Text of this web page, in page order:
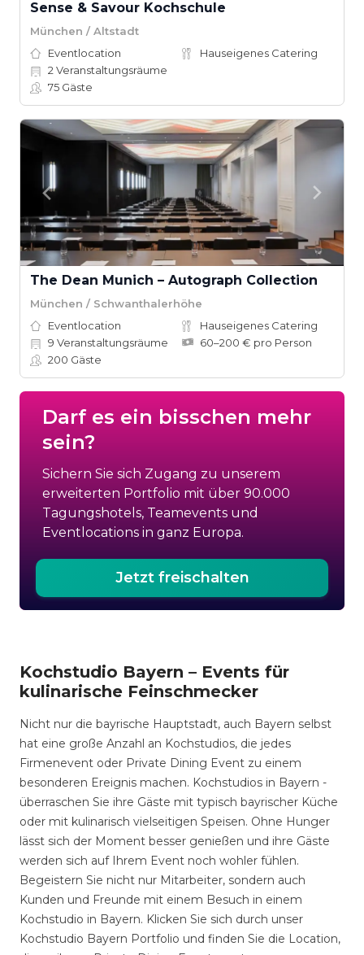
Sense & Savour Kochschule
München / Altstadt
Eventlocation
Hauseigenes Catering
2 Veranstaltungsräume
75 Gäste
The Dean Munich – Autograph Collection
München / Schwanthalerhöhe
Eventlocation
Hauseigenes Catering
9 Veranstaltungsräume
60–200 € pro Person
200 Gäste
Darf es ein bisschen mehr
sein?
Sichern Sie sich Zugang zu unserem
erweiterten Portfolio mit über 90.000
Tagungshotels, Teamevents und
Eventlocations in ganz Europa.
Jetzt freischalten
Kochstudio Bayern – Events für
kulinarische Feinschmecker
Nicht nur die bayrische Hauptstadt, auch Bayern selbst
hat eine große Anzahl an Kochstudios, die jedes
Firmenevent oder Private Dining Event zu einem
besonderen Ereignis machen. Kochstudios in Bayern -
überraschen Sie ihre Gäste mit typisch bayrischer Küche
oder mit kulinarisch vielseitigen Speisen. Ohne Hunger
lässt sich der Moment besser genießen und ihre Gäste
werden sich auf Ihrem Event noch wohler fühlen.
Begeistern Sie nicht nur Mitarbeiter, sondern auch
Kunden und Freunde mit einem Besuch in einem
Kochstudio in Bayern. Klicken Sie sich durch unser
Kochstudio Bayern Portfolio und finden Sie die Location,